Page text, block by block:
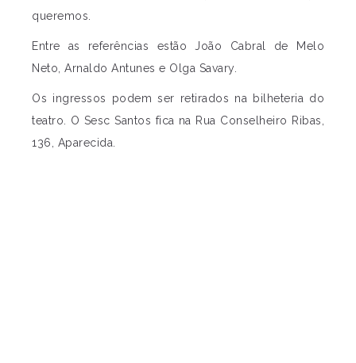
queremos.
Entre as referências estão João Cabral de Melo
Neto, Arnaldo Antunes e Olga Savary.
Os ingressos podem ser retirados na bilheteria do
teatro. O Sesc Santos fica na Rua Conselheiro Ribas,
136, Aparecida.